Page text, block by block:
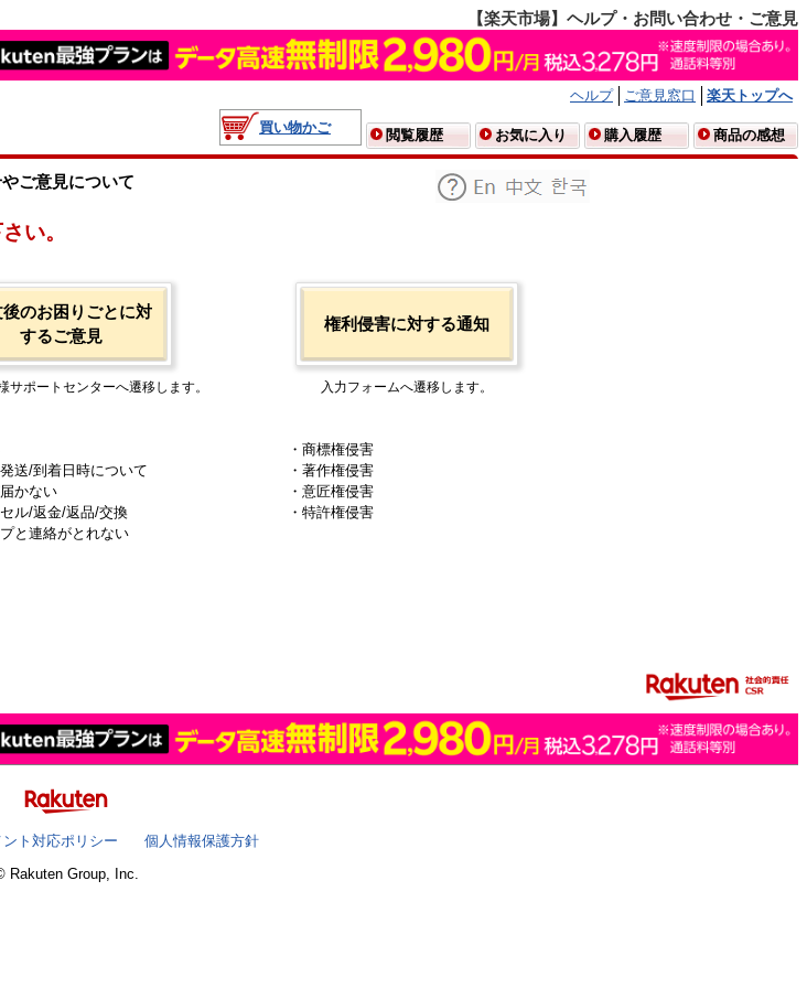
【楽天市場】ヘルプ・お問い合わせ・ご意見
ヘルプ ご意見窓口
楽天トップへ
買い物かご
閲覧履歴 お気に入り 購入履歴 商品の感想
ご意見について
い。
後のお困りごとに対
するご意見
サポートセンターへ遷移します。
発送/到着日時について
かない
セル/返金/返品/交換
プと連絡がとれない
権利侵害に対する通知
入力フォームへ遷移します。
・商標権侵害
・著作権侵害
・意匠権侵害
・特許権侵害
ト対応ポリシー
個人情報保護方針
Rakuten Group, Inc.